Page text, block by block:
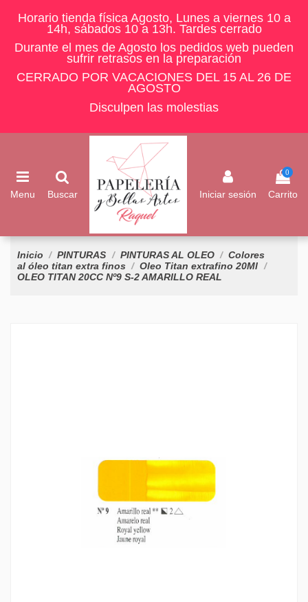
Horario tienda física Agosto, Lunes a viernes 10 a
14h, sábados 10 a 13h. Tardes cerrado
Durante el mes de Agosto los pedidos web pueden
sufrir retrasos en la preparación
CERRADO POR VACACIONES DEL 15 AL 26 DE
AGOSTO
Disculpen las molestias
Menu Buscar Iniciar sesión
0
Carrito
Inicio PINTURAS PINTURAS AL OLEO
Colores
al óleo titan extra finos
Oleo Titan extrafino 20Ml
OLEO TITAN 20CC Nº9 S-2 AMARILLO REAL